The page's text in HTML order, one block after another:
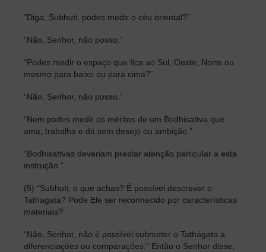
“Diga, Subhuti, podes medir o céu oriental?”
“Não, Senhor, não posso.”
“Podes medir o espaço que fica ao Sul, Oeste, Norte ou
mesmo para baixo ou para cima?”
“Não, Senhor, não posso.”
“Nem podes medir os méritos de um Bodhisattva que
ama, trabalha e dá sem desejo ou ambição.”
“Bodhisattvas deveriam prestar atenção particular a esta
instrução.”
(5) “Subhuti, o que achas? É possível descrever o
Tathagata? Pode Ele ser reconhecido por características
materiais?”
“Não, Senhor, não é possível submeter o Tathagata a
diferenciações ou comparações.” Então o Senhor disse,